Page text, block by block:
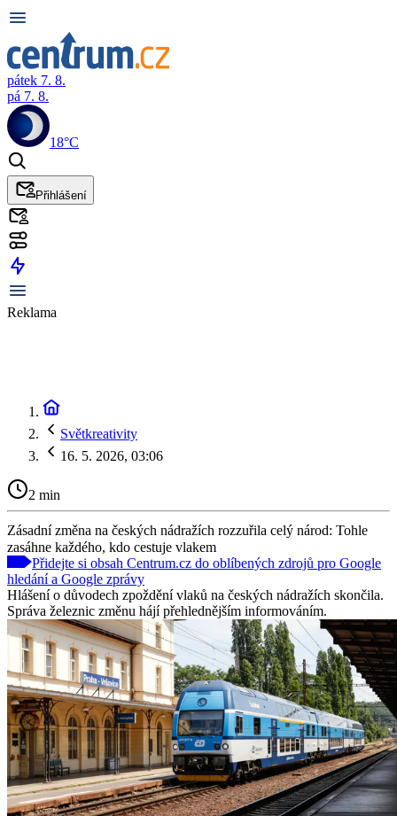
pátek 7. 8.
pá 7. 8.
18°C
Přihlášení
Reklama
Světkreativity
16. 5. 2026, 03:06
2 min
Zásadní změna na českých nádražích rozzuřila celý národ: Tohle
zasáhne každého, kdo cestuje vlakem
Přidejte si obsah Centrum.cz do oblíbených zdrojů pro Google
hledání a Google zprávy
Hlášení o důvodech zpoždění vlaků na českých nádražích skončila.
Správa železnic změnu hájí přehlednějším informováním.